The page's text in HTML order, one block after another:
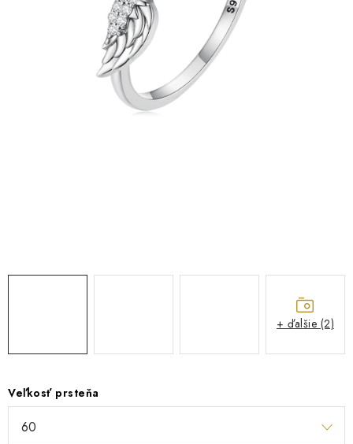
Vrátenie, výmena, reklamácia
Obchodné podmienky
Ochrana súkromia
Veľkosť prsteňa
+ ďalšie (2)